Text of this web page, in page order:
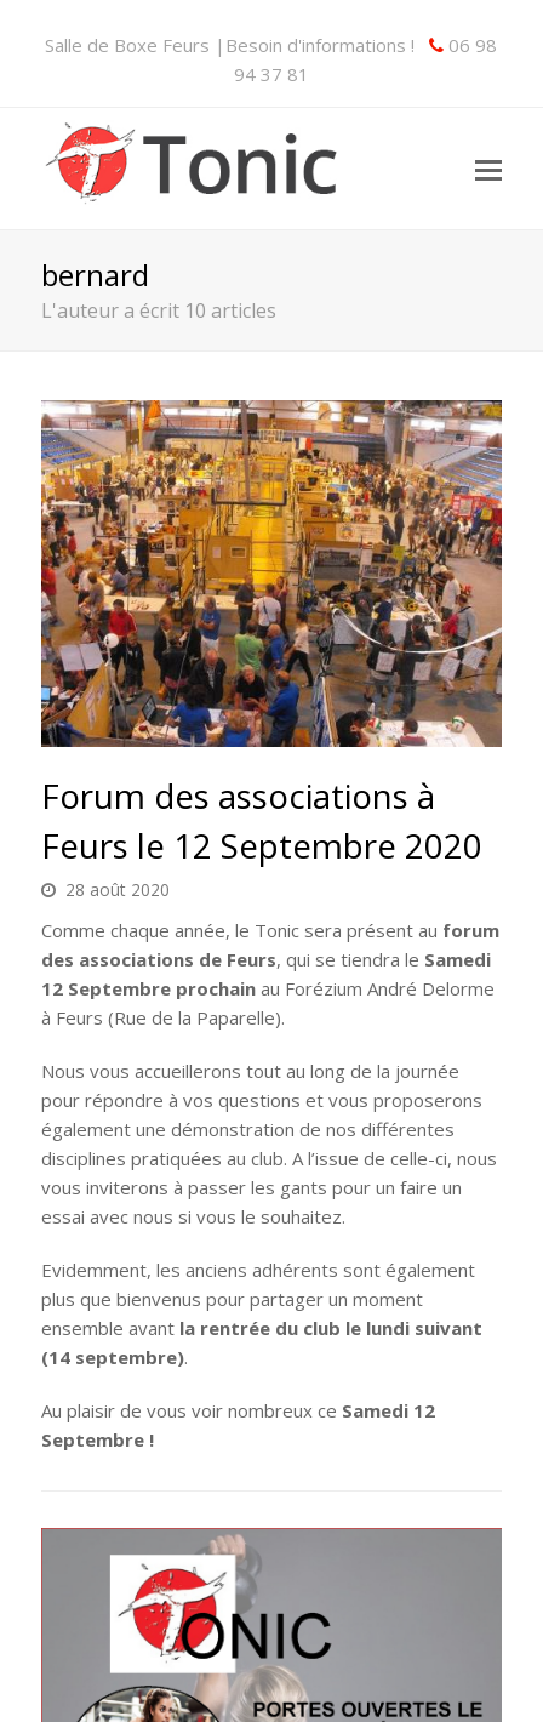
Salle de Boxe Feurs |Besoin d'informations !
06 98
94 37 81
bernard
L'auteur a écrit 10 articles
Forum des associations à
Feurs le 12 Septembre 2020
28 août 2020
Comme chaque année, le Tonic sera présent au forum
des associations de Feurs, qui se tiendra le Samedi
12 Septembre prochainau Forézium André Delorme
à Feurs (Rue de la Paparelle).
Nous vous accueillerons tout au long de la journée
pour répondre à vos questions et vous proposerons
également une démonstration de nos différentes
disciplines pratiquées au club. A l’issue de celle-ci, nous
vous inviterons à passer les gants pour un faire un
essai avec nous si vous le souhaitez.
Evidemment, les anciens adhérents sont également
plus que bienvenus pour partager un moment
ensemble avant la rentrée du club le lundi suivant
(14 septembre).
Au plaisir de vous voir nombreux ce Samedi 12
Septembre !